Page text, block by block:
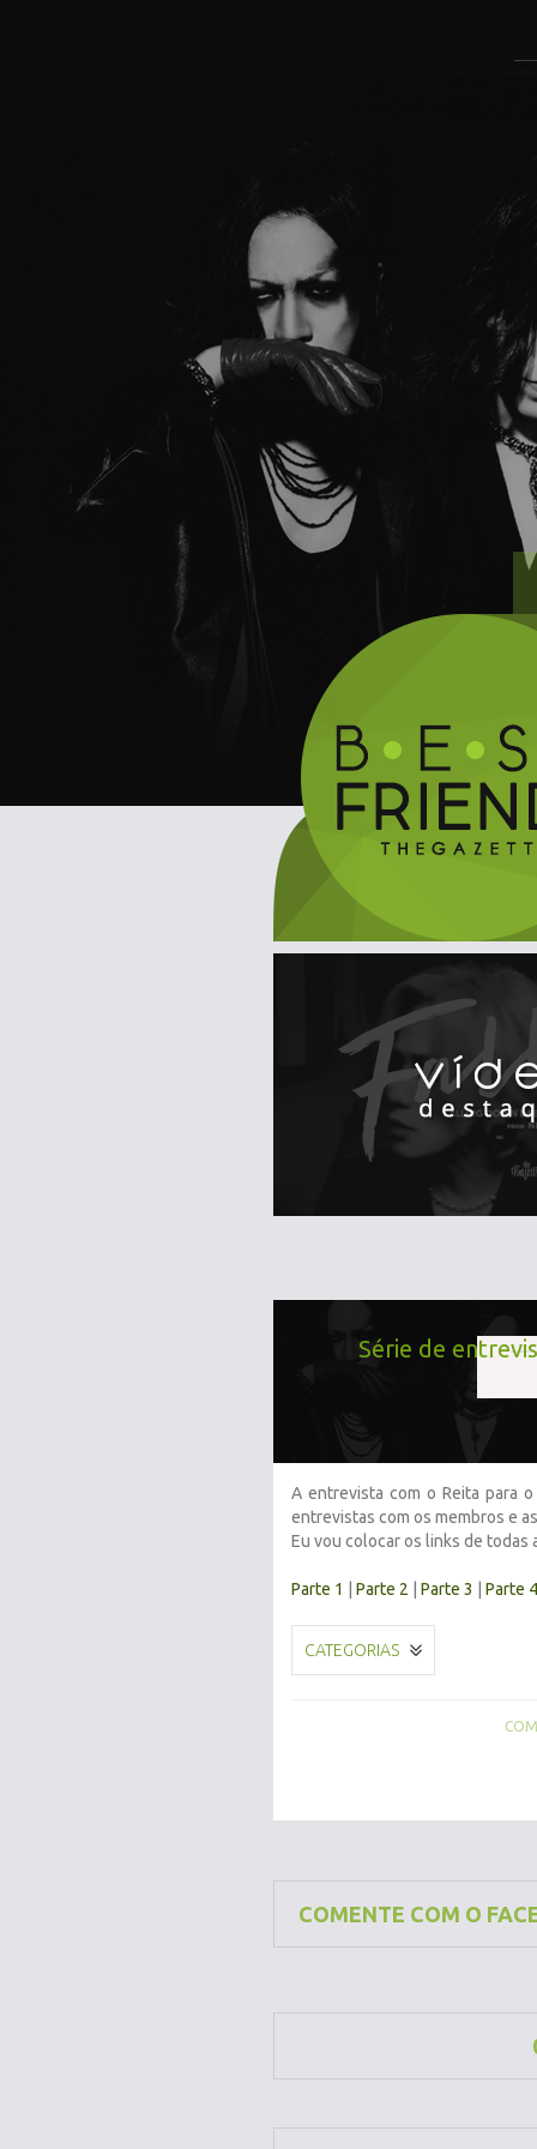
Série de
A entrevista com o Reita para
entrevistas com os membros e
Eu vou colocar os links de todas
Parte 1 Parte 2 Parte 3 Parte 4
CATEGORIAS
COMENTE COM O